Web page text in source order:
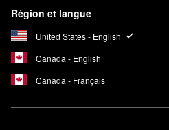
Région et langue
United States - English
Canada - English
Canada - Français